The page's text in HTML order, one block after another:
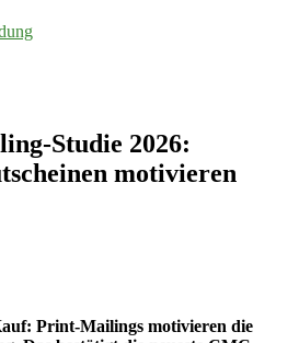
Studie 2026:
motivieren
Print-Mailings motivieren die